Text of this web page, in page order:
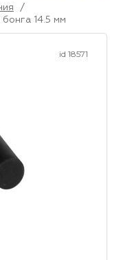
/
14.5 мм
id 18571